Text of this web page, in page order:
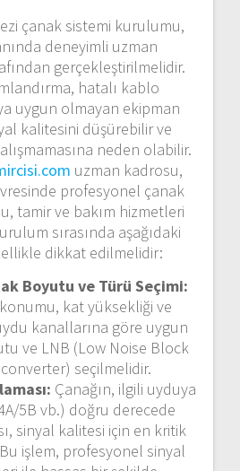
çanak sistemi kurulumu,
deneyimli uzman
gerçekleştirilmelidir.
hatalı kablo
uygun olmayan ekipman
kalitesini düşürebilir ve
neden olabilir.
uzman kadrosu,
profesyonel çanak
tamir ve bakım hizmetleri
sırasında aşağıdaki
dikkat edilmelidir:
Boyutu ve Türü Seçimi:
kat yüksekliği ve
kanallarına göre uygun
ve LNB (Low Noise Block
seçilmelidir.
Çanağın, ilgili uyduya
5B vb.) doğru derecede
sinyal kalitesi için en kritik
işlem, profesyonel sinyal